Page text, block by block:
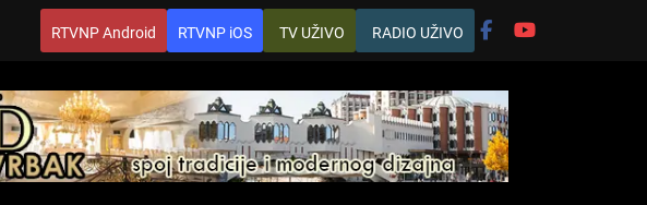
RTVNP Android RTVNP iOS TV UŽIVO RADIO UŽIVO